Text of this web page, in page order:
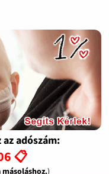
adószám:
📋
)